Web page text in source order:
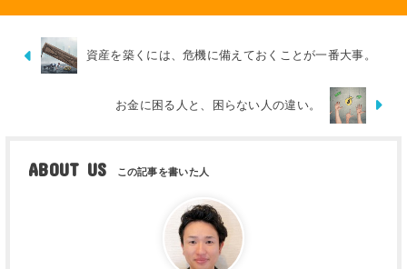
資産を築くには、危機に備えておくことが一番大事。
お金に困る人と、困らない人の違い。
ABOUT US